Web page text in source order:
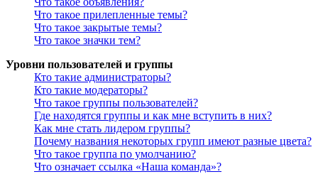
Что такое прилепленные темы?
Что такое закрытые темы?
Что такое значки тем?
Уровни пользователей и группы
Кто такие администраторы?
Кто такие модераторы?
Что такое группы пользователей?
Где находятся группы и как мне вступить в них?
Как мне стать лидером группы?
Почему названия некоторых групп имеют разные цвета?
Что такое группа по умолчанию?
Что означает ссылка «Наша команда»?